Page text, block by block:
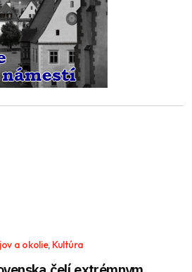
a okolie, Kultúra